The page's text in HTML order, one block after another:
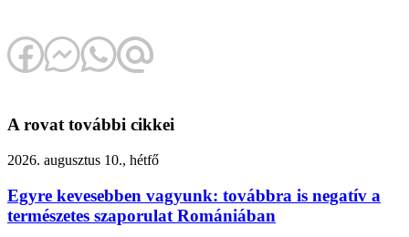
A rovat további cikkei
2026. augusztus 10., hétfő
Egyre kevesebben vagyunk: továbbra is negatív a
természetes szaporulat Romániában